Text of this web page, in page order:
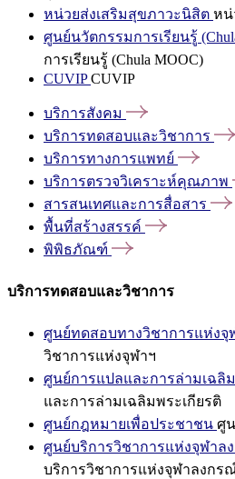
หน่วยส่งเสริมสุขภาวะนิสิต หน่
ศูนย์นวัตกรรมการเรียนรู้
การเรียนรู้ (Chula MOOC)
CUVIPCUVIP
บริการสังคม
บริการทดสอบและวิชาการ
บริการทางการแพทย์
บริการตรวจวิเคราะห์คุณภาพ
สารสนเทศและการสื่อสาร
พื้นที่สร้างสรรค์
พิพิธภัณฑ์
บริการทดสอบและวิชาการ
ศูนย์ทดสอบทางวิชาการแห่งจุ
วิชาการแห่งจุฬาฯ
ศูนย์การแปลและการล่ามเฉลิ
และการล่ามเฉลิมพระเกียรติ
ศูนย์กฎหมายเพื่อประชาชน ศู
ศูนย์บริการวิชาการแห่งจุฬาล
บริการวิชาการแห่งจุฬาลงกร